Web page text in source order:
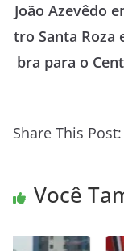
João Azevêdo
tro Santa Roza
bra para o
Share This Post:
Você